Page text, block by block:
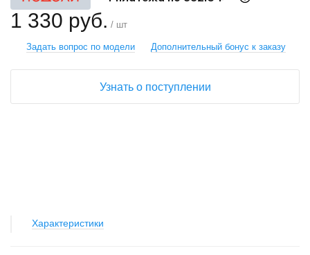
Характеристики
1 330 руб. / шт
Задать вопрос по модели Дополнительный бонус к заказу
Узнать о поступлении